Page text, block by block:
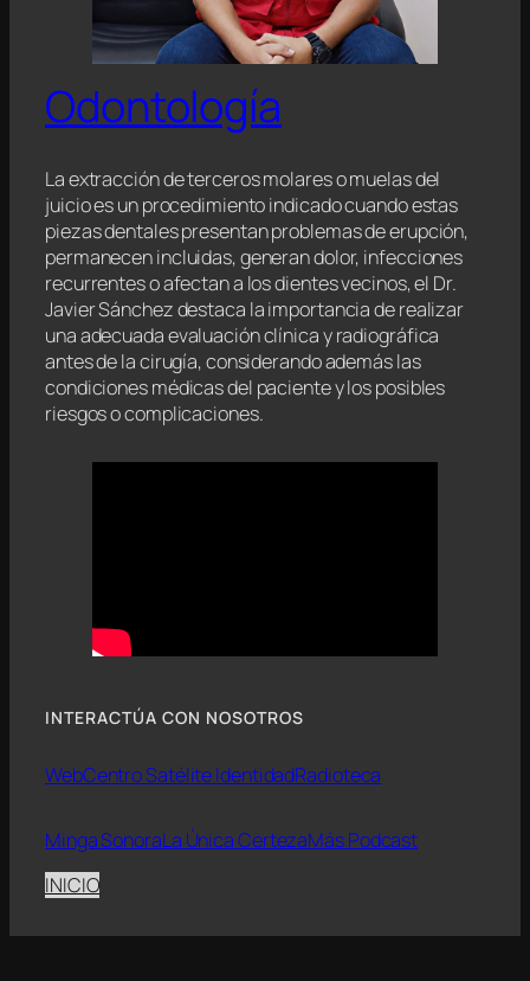
Odontología
La extracción de terceros molares o muelas del
juicio es un procedimiento indicado cuando estas
piezas dentales presentan problemas de erupción,
permanecen incluidas, generan dolor, infecciones
recurrentes o afectan a los dientes vecinos, el Dr.
Javier Sánchez destaca la importancia de realizar
una adecuada evaluación clínica y radiográfica
antes de la cirugía, considerando además las
condiciones médicas del paciente y los posibles
riesgos o complicaciones.
INTERACTÚA CON NOSOTROS
WebCentro Satélite IdentidadRadioteca
Minga SonoraLa Única CertezaMás Podcast
INICIO